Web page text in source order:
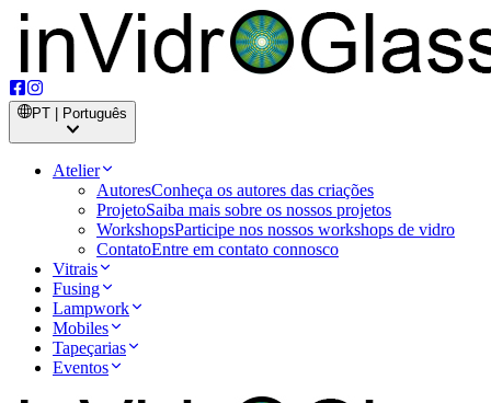
PT | Português
Atelier
AutoresConheça os autores das criações
ProjetoSaiba mais sobre os nossos projetos
WorkshopsParticipe nos nossos workshops de vidro
ContatoEntre em contato connosco
Vitrais
Fusing
Lampwork
Mobiles
Tapeçarias
Eventos